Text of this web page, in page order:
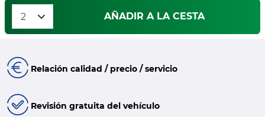
AÑADIR A LA CESTA
Relación calidad / precio / servicio
Revisión gratuita del vehículo